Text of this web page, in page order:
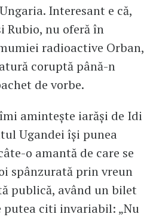
Interesant e că,
Rubio, nu oferă în
radioactive Orban,
coruptă până-n
de vorbe.
amintește iarăși de Idi
Ugandei își punea
o amantă de care se
spânzurată prin vreun
publică, având un bilet
putea citi invariabil: „Nu